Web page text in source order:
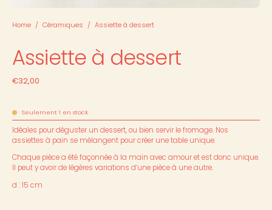
Home / Céramiques / Assiette à dessert
Assiette à dessert
€32,00
Seulement 1 en stock
Idéales pour déguster un dessert, ou bien servir le fromage. Nos
assiettes à pain se mélangent pour créer une table unique.
Chaque pièce a été façonnée à la main avec amour et est donc unique.
Il peut y avoir de légères variations d’une pièce à une autre.
d : 15 cm